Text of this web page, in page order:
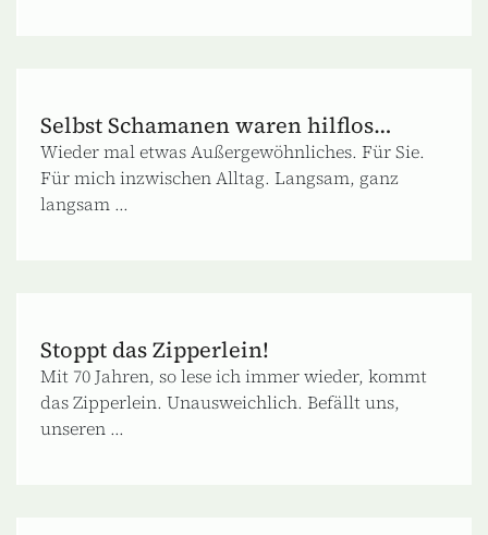
Selbst Schamanen waren hilflos…
Wieder mal etwas Außergewöhnliches. Für Sie.
Für mich inzwischen Alltag. Langsam, ganz
langsam ...
Stoppt das Zipperlein!
Mit 70 Jahren, so lese ich immer wieder, kommt
das Zipperlein. Unausweichlich. Befällt uns,
unseren ...